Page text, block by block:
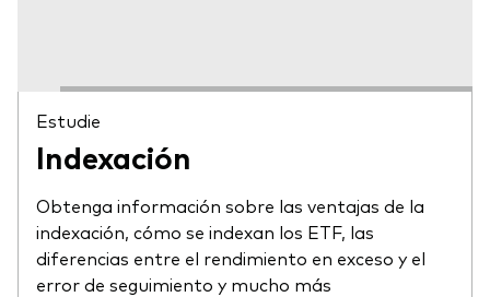
Estudie
Indexación
Obtenga información sobre las ventajas de la
indexación, cómo se indexan los ETF, las
diferencias entre el rendimiento en exceso y el
error de seguimiento y mucho más